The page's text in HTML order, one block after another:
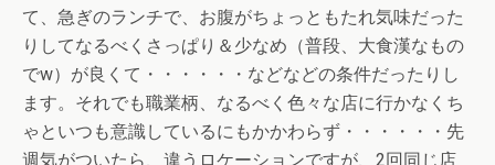
て、急ぎのランチで、お腹がちょっともたれ気味だった
りしてなるべくさっぱり＆少なめ（普段、大食漢なもの
でw）が良くて・・・・・・などなどの条件だったりし
ます。それでも職業柄、なるべく色々な店に行かなくち
ゃといつも意識しているにもかかわらず・・・・・・先
週気がついたら、違うロケーションですが、2回同じ店